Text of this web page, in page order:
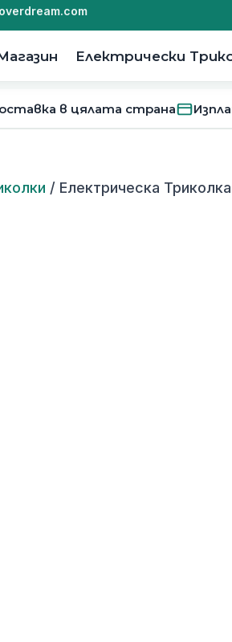
Електрически
в цялата страна
/ Електрическа